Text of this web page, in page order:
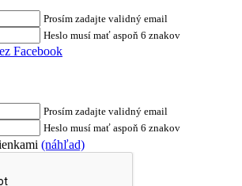
Prosím zadajte validný email
Heslo musí mať aspoň 6 znakov
Facebook
Prosím zadajte validný email
Heslo musí mať aspoň 6 znakov
(náhľad)